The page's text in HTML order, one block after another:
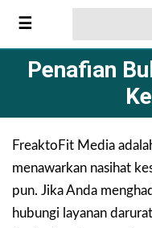
Penafian
FreaktoFit Media
menawarkan nasihat
pun. Jika Anda
hubungi layanan